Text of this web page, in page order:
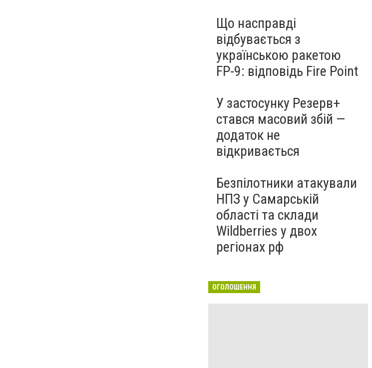
Що насправді
відбувається з
українською ракетою
FP-9: відповідь Fire Point
У застосунку Резерв+
стався масовий збій —
додаток не
відкривається
Безпілотники атакували
НПЗ у Самарській
області та склади
Wildberries у двох
регіонах рф
ОГОЛОШЕННЯ